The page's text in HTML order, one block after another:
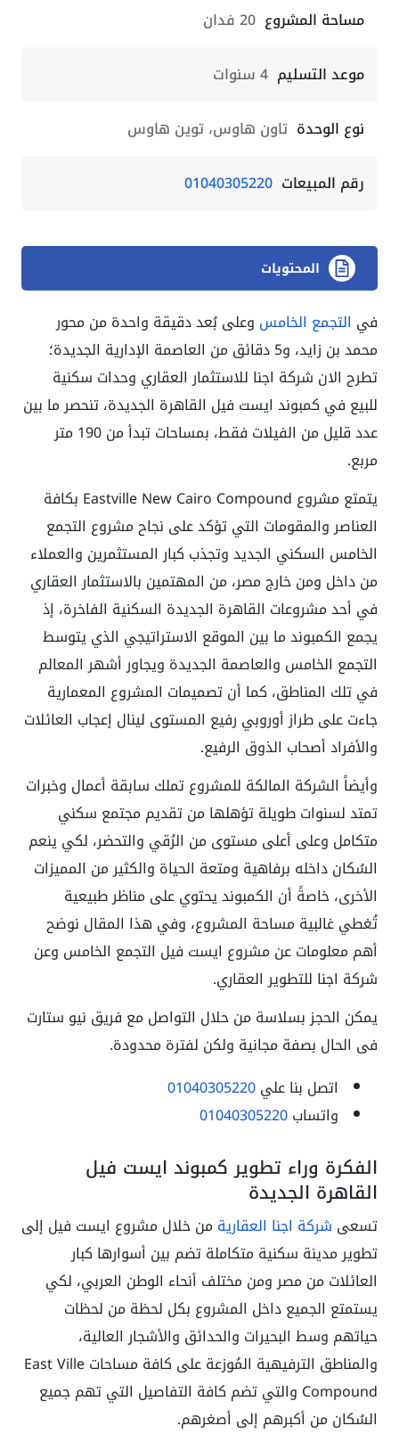
مساحة المشروع 20 فدان
موعد التسليم 4 سنوات
نوع الوحدة تاون هاوس، توين هاوس
رقم المبيعات 01040305220
المحتويات
في التجمع الخامس وعلى بُعد دقيقة واحدة من محور
محمد بن زايد، و5 دقائق من العاصمة الإدارية الجديدة؛
تطرح الان شركة اجنا للاستثمار العقاري وحدات سكنية
للبيع في كمبوند ايست فيل القاهرة الجديدة، تنحصر ما بين
عدد قليل من الفيلات فقط، بمساحات تبدأ من 190 متر
مربع.
يتمتع مشروع Eastville New Cairo Compound بكافة
العناصر والمقومات التي تؤكد على نجاح مشروع التجمع
الخامس السكني الجديد وتجذب كبار المستثمرين والعملاء
من داخل ومن خارج مصر، من المهتمين بالاستثمار العقاري
في أحد مشروعات القاهرة الجديدة السكنية الفاخرة، إذ
يجمع الكمبوند ما بين الموقع الاستراتيجي الذي يتوسط
التجمع الخامس والعاصمة الجديدة ويجاور أشهر المعالم
في تلك المناطق، كما أن تصميمات المشروع المعمارية
جاءت على طراز أوروبي رفيع المستوى لينال إعجاب العائلات
والأفراد أصحاب الذوق الرفيع.
وأيضاً الشركة المالكة للمشروع تملك سابقة أعمال وخبرات
تمتد لسنوات طويلة تؤهلها من تقديم مجتمع سكني
متكامل وعلى أعلى مستوى من الرُقي والتحضر، لكي ينعم
السُكان داخله برفاهية ومتعة الحياة والكثير من المميزات
الأخرى، خاصةً أن الكمبوند يحتوي على مناظر طبيعية
تُغطي غالبية مساحة المشروع، وفي هذا المقال نوضح
أهم معلومات عن مشروع ايست فيل التجمع الخامس وعن
شركة اجنا للتطوير العقاري.
يمكن الحجز بسلاسة من حلال التواصل مع فريق نيو ستارت
فى الحال بصفة مجانية ولكن لفترة محدودة.
اتصل بنا علي01040305220
واتساب01040305220
الفكرة وراء تطوير كمبوند ايست فيل
القاهرة الجديدة
تسعى شركة اجنا العقارية من خلال مشروع ايست فيل إلى
تطوير مدينة سكنية متكاملة تضم بين أسوارها كبار
العائلات من مصر ومن مختلف أنحاء الوطن العربي، لكي
يستمتع الجميع داخل المشروع بكل لحظة من لحظات
حياتهم وسط البحيرات والحدائق والأشجار العالية،
والمناطق الترفيهية المُوزعة على كافة مساحات East Ville
Compound والتي تضم كافة التفاصيل التي تهم جميع
السُكان من أكبرهم إلى أصغرهم.